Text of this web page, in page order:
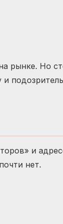
рынке. Но
и
и
нет.